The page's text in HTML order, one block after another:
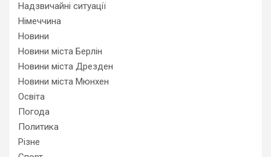
Надзвичайні ситуації
Німеччина
Новини
Новини міста Берлін
Новини міста Дрезден
Новини міста Мюнхен
Освіта
Погода
Политика
Різне